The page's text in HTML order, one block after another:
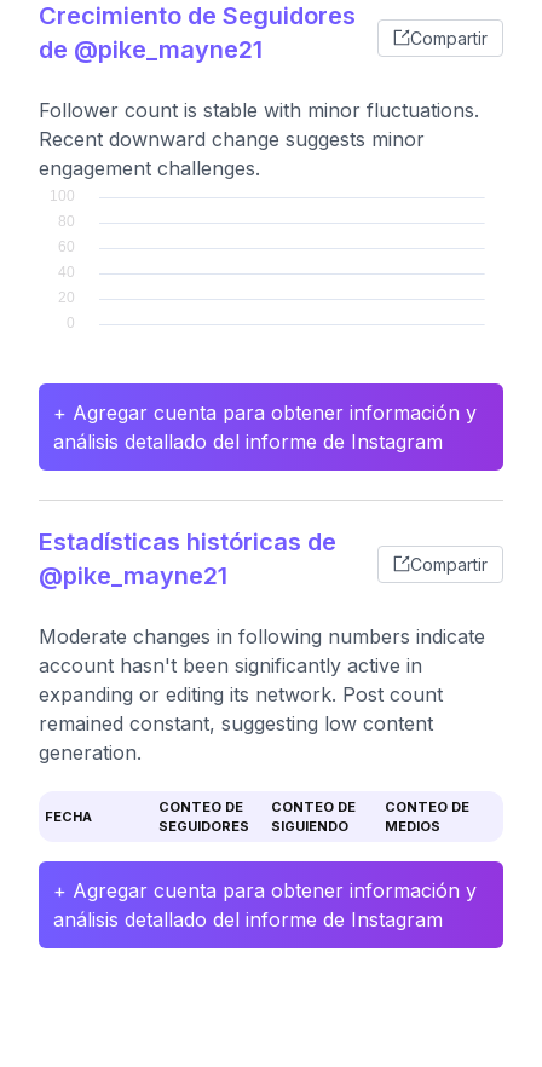
Crecimiento de Seguidores
de @pike_mayne21
Compartir
Follower count is stable with minor fluctuations.
Recent downward change suggests minor
engagement challenges.
+ Agregar cuenta para obtener información y
análisis detallado del informe de Instagram
Estadísticas históricas de
@pike_mayne21
Compartir
Moderate changes in following numbers indicate
account hasn't been significantly active in
expanding or editing its network. Post count
remained constant, suggesting low content
generation.
FECHA
CONTEO DE
SEGUIDORES
CONTEO DE
SIGUIENDO
CONTEO DE
MEDIOS
+ Agregar cuenta para obtener información y
análisis detallado del informe de Instagram